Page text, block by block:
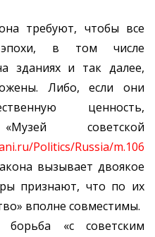
чтобы все
эпохи, в том числе
зданиях и так далее,
Либо, если они
ценность,
советской
Politics/Russia/m.106
вызывает двоякое
признают, что по их
вполне совместимы.
«с советским